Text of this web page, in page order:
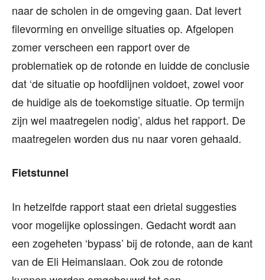
naar de scholen in de omgeving gaan. Dat levert
filevorming en onveilige situaties op. Afgelopen
zomer verscheen een rapport over de
problematiek op de rotonde en luidde de conclusie
dat ‘de situatie op hoofdlijnen voldoet, zowel voor
de huidige als de toekomstige situatie. Op termijn
zijn wel maatregelen nodig’, aldus het rapport. De
maatregelen worden dus nu naar voren gehaald.
Fietstunnel
In hetzelfde rapport staat een drietal suggesties
voor mogelijke oplossingen. Gedacht wordt aan
een zogeheten ‘bypass’ bij de rotonde, aan de kant
van de Eli Heimanslaan. Ook zou de rotonde